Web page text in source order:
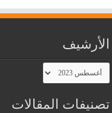
الأرشيف
الأرشيف
تصنيفات المقالات